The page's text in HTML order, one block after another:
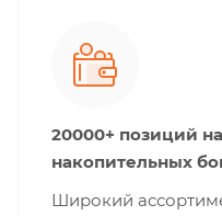
20000+ позиций
накопительных
Широкий